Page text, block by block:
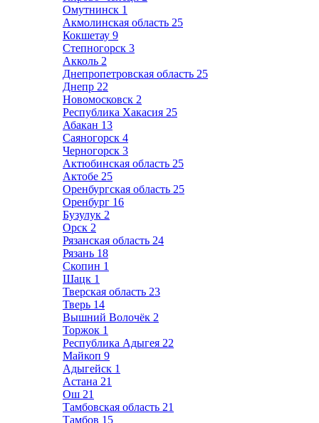
Омутнинск 1
Акмолинская область 25
Кокшетау 9
Степногорск 3
Акколь 2
Днепропетровская область 25
Днепр 22
Новомосковск 2
Республика Хакасия 25
Абакан 13
Саяногорск 4
Черногорск 3
Актюбинская область 25
Актобе 25
Оренбургская область 25
Оренбург 16
Бузулук 2
Орск 2
Рязанская область 24
Рязань 18
Скопин 1
Шацк 1
Тверская область 23
Тверь 14
Вышний Волочёк 2
Торжок 1
Республика Адыгея 22
Майкоп 9
Адыгейск 1
Астана 21
Ош 21
Тамбовская область 21
Тамбов 15